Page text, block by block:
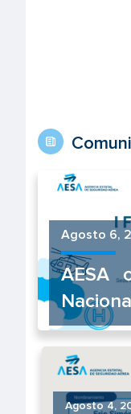
Agosto 6,
AESA
Agosto 4,